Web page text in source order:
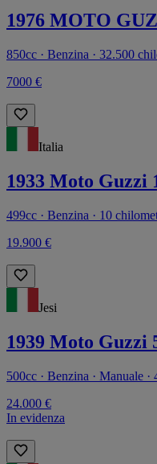
1976 MOTO
850cc · Benzina · 32.500
7000 €
Italia
1933 Moto Guzzi
499cc · Benzina · 10
19.900 €
Jesi
1939 Moto Guzzi
500cc · Benzina · Manuale ·
24.000 €
In evidenza